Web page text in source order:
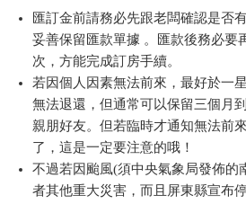
匯訂金前請務必先跟老闆確認是否
妥善保留匯款單據 。匯款後務必要
次，方能完成訂房手續。
若因個人因素無法前來，最好於一
無法退還，但通常可以保留三個月
親朋好友。但若臨時才通知無法前
了，這是一定要注意的哦！
不過若因颱風(須中央氣象局發佈的
者其他重大災害，而且屏東縣宣布